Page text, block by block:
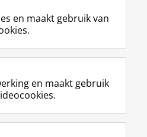
LinkedIn
en maakt gebruik van
en maakt gebruik